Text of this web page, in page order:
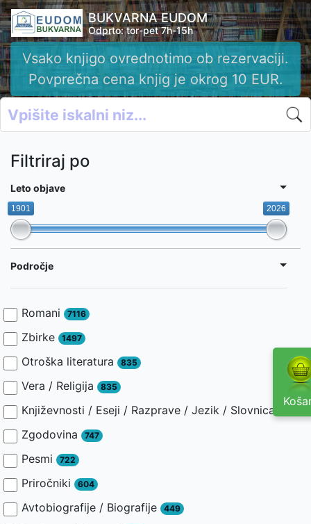
BUKVARNA EUDOM
Odprto: tor-pet 7h-15h
Vsako knjigo ovrednotimo ob rezervaciji.
Povprečna cena knjig je okrog 10 EUR.
Filtriraj po
Leto objave
1901 2026
Področje
Romani 7116
Zbirke 1497
Otroška literatura 835
Vera / Religija 835
Književnosti / Eseji / Razprave / Jezik / Slovnica /
Zgodovina
747
Pesmi 722
Priročniki 604
Avtobiografije / Biografije 449